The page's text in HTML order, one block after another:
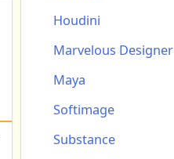
Houdini
Marvelous Designer
Maya
Softimage
Substance